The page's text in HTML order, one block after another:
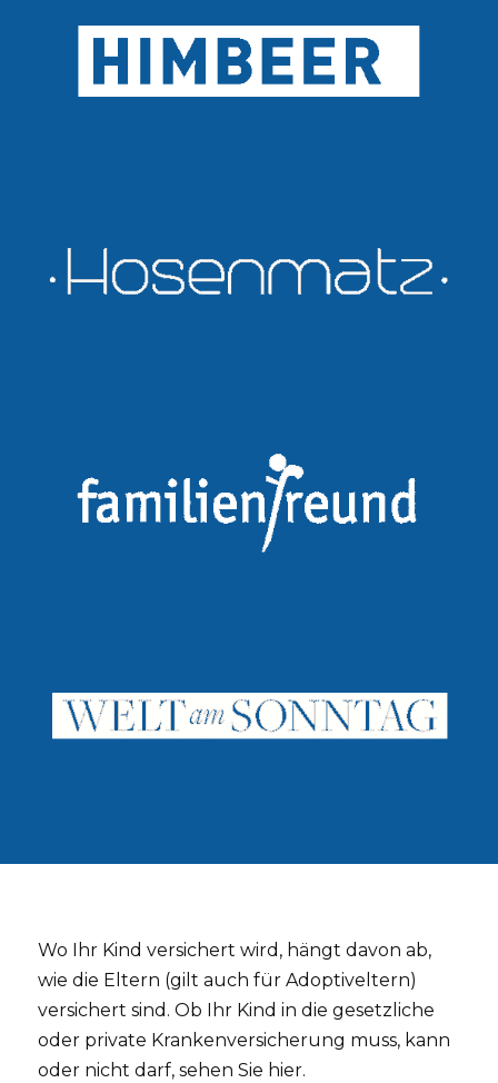
Wo Ihr Kind versichert wird, hängt davon ab,
wie die Eltern (gilt auch für Adoptiveltern)
versichert sind. Ob Ihr Kind in die gesetzliche
oder private Krankenversicherung muss, kann
oder nicht darf, sehen Sie hier.